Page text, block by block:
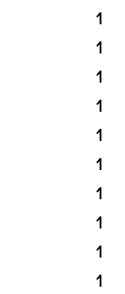
1
1
1
1
1
1
1
1
1
1